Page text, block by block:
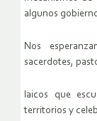
algunos
Nos
sacerdotes,
laicos que
territorios y